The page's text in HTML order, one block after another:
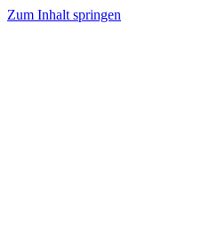
Zum Inhalt springen